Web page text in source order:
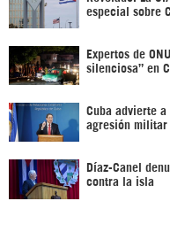
especial sobre
Expertos de
silenciosa” en
Cuba advierte a
agresión militar
Díaz-Canel
contra la isla